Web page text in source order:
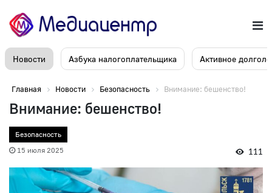
Новости Азбука налогоплательщика Активное
Главная Новости Безопасность Внимание: бешенство!
Внимание: бешенство!
Безопасность
15 июля 2025
111